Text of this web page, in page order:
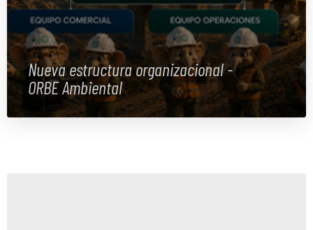
Nueva estructura organizacional -
ORBE Ambiental